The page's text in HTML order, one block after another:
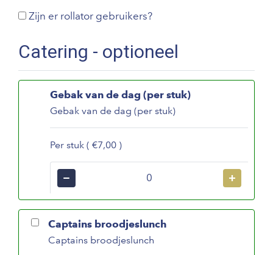
Zijn er rollator gebruikers?
Catering - optioneel
Gebak van de dag (per stuk)
Gebak van de dag (per stuk)
Per stuk ( €7,00 )
− +
Captains broodjeslunch
Captains broodjeslunch